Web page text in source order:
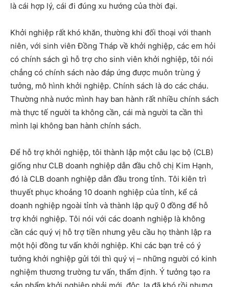
là cái hợp lý, cái đi đúng xu hướng của thời đại.
Khởi nghiệp rất khó khăn, thường khi đối thoại với thanh
niên, với sinh viên Đồng Tháp về khởi nghiệp, các em hỏi
có chính sách gì hỗ trợ cho sinh viên khởi nghiệp, tôi nói
chẳng có chính sách nào đáp ứng được muôn trùng ý
tưởng, mô hình khởi nghiệp. Chính sách là do các cháu.
Thường nhà nước mình hay ban hành rất nhiều chính sách
mà thực tế người ta không cần, cái mà người ta cần thì
mình lại không ban hành chính sách.
Để hỗ trợ khởi nghiệp, tôi thành lập một câu lạc bộ (CLB)
giống như CLB doanh nghiệp dẫn đầu chỗ chị Kim Hạnh,
đó là CLB doanh nghiệp dẫn đầu trong tỉnh. Tôi kiên trì
thuyết phục khoảng 10 doanh nghiệp của tỉnh, kể cả
doanh nghiệp ngoài tỉnh và thành lập quỹ 0 đồng để hỗ
trợ khởi nghiệp. Tôi nói với các doanh nghiệp là không
cần các quý vị hỗ trợ tiền nhưng yêu cầu họ thành lập ra
một hội đồng tư vấn khởi nghiệp. Khi các bạn trẻ có ý
tưởng khởi nghiệp gửi tới thì quý vị – những người có kinh
nghiệm thương trường tư vấn, thẩm định. Ý tưởng tạo ra
sản phẩm khởi nghiệp phải mới, độc, lạ đã khó rồi nhưng